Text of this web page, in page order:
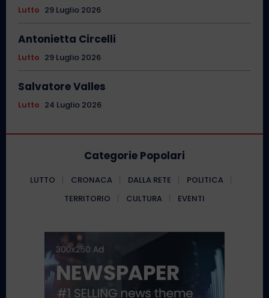
Lutto 29 Luglio 2026
Antonietta Circelli
Lutto 29 Luglio 2026
Salvatore Valles
Lutto 24 Luglio 2026
Categorie Popolari
LUTTO CRONACA DALLA RETE
POLITICA
TERRITORIO
CULTURA EVENTI